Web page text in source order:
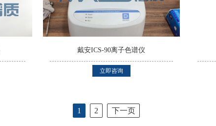
戴安ICS-90离子色谱仪
立即咨询
1 2 下一页